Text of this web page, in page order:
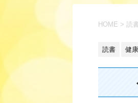
HOME > 読
読書 健